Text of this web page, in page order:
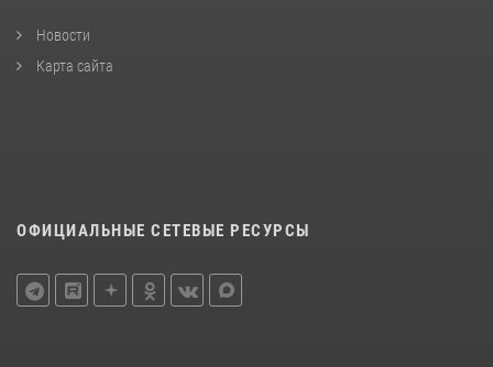
Новости
Карта сайта
ОФИЦИАЛЬНЫЕ СЕТЕВЫЕ РЕСУРСЫ